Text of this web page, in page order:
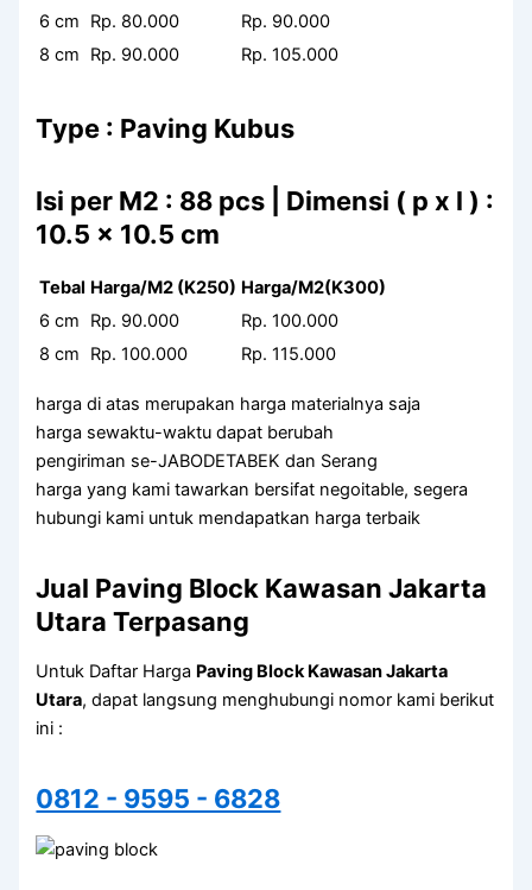
6 cm
Rp. 80.000
Rp. 90.000
8 cm
Rp. 90.000 Rp. 105.000
Type : Paving Kubus
Isi per M2 : 88 pcs | Dimensi ( p x l ) :
10.5 x 10.5 cm
Tebal Harga/M2 (K250) Harga/M2(K300)
6 cm
Rp. 90.000
Rp. 100.000
8 cm
Rp. 100.000 Rp. 115.000
harga di atas merupakan harga materialnya saja
harga sewaktu-waktu dapat berubah
pengiriman se-JABODETABEK dan Serang
harga yang kami tawarkan bersifat negoitable, segera
hubungi kami untuk mendapatkan harga terbaik
Jual Paving Block Kawasan Jakarta
Utara Terpasang
Untuk Daftar Harga Paving Block Kawasan Jakarta
Utara, dapat langsung menghubungi nomor kami berikut
ini :
0812 - 9595 - 6828